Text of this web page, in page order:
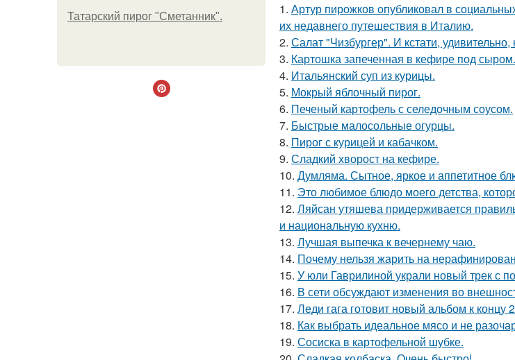
Татарский пирог "Сметанник".
1. Артур пирожков опубликовал в
их недавнего путешествия в Италию.
2. Салат "Чизбургер". И кстати,
3. Картошка запеченная в кефире под сыром.
4. Итальянский суп из курицы.
5. Мокрый яблочный пирог.
6. Печеный картофель с селедочным соусом.
7. Быстрые малосольные огурцы.
8. Пирог с курицей и кабачком.
9. Сладкий хворост на кефире.
10. Думляма. Сытное, яркое и аппетитное
11. Это любимое блюдо моего детства,
12. Ляйсан утяшева придерживается
и национальную кухню.
13. Лучшая выпечка к вечернему чаю.
14. Почему нельзя жарить на
15. У юли Гаврилиной украли новый трек с
16. В сети обсуждают изменения во
17. Леди гага готовит новый альбом к концу
18. Как выбрать идеальное мясо и не
19. Сосиска в картофельной шубке.